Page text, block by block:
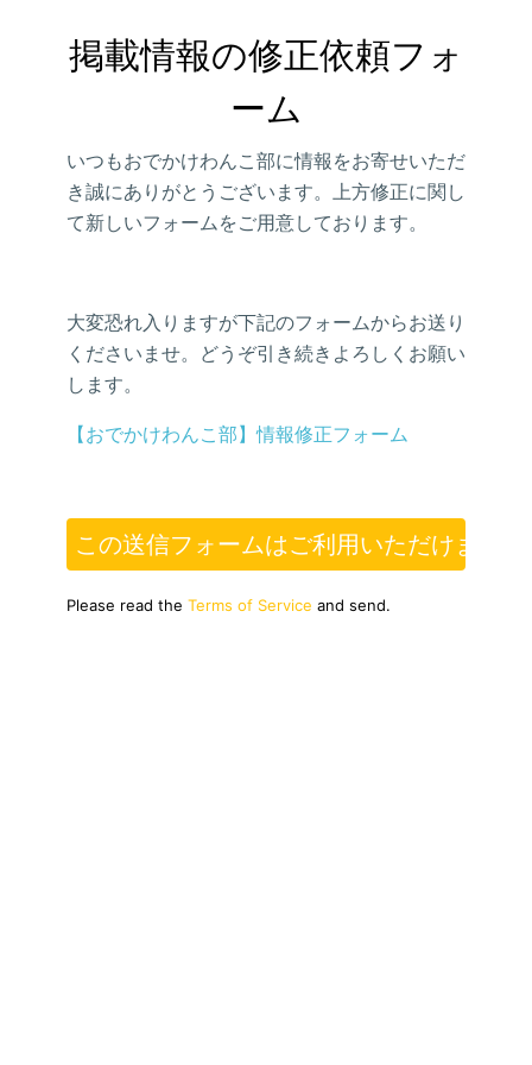
掲載情報の修正依頼フォ
ーム
いつもおでかけわんこ部に情報をお寄せいただ
き誠にありがとうございます。上方修正に関し
て新しいフォームをご用意しております。
大変恐れ入りますが下記のフォームからお送り
くださいませ。どうぞ引き続きよろしくお願い
します。
【おでかけわんこ部】情報修正フォーム
この送信フォームはご利用いただけません
Please read the Terms of Service and send.